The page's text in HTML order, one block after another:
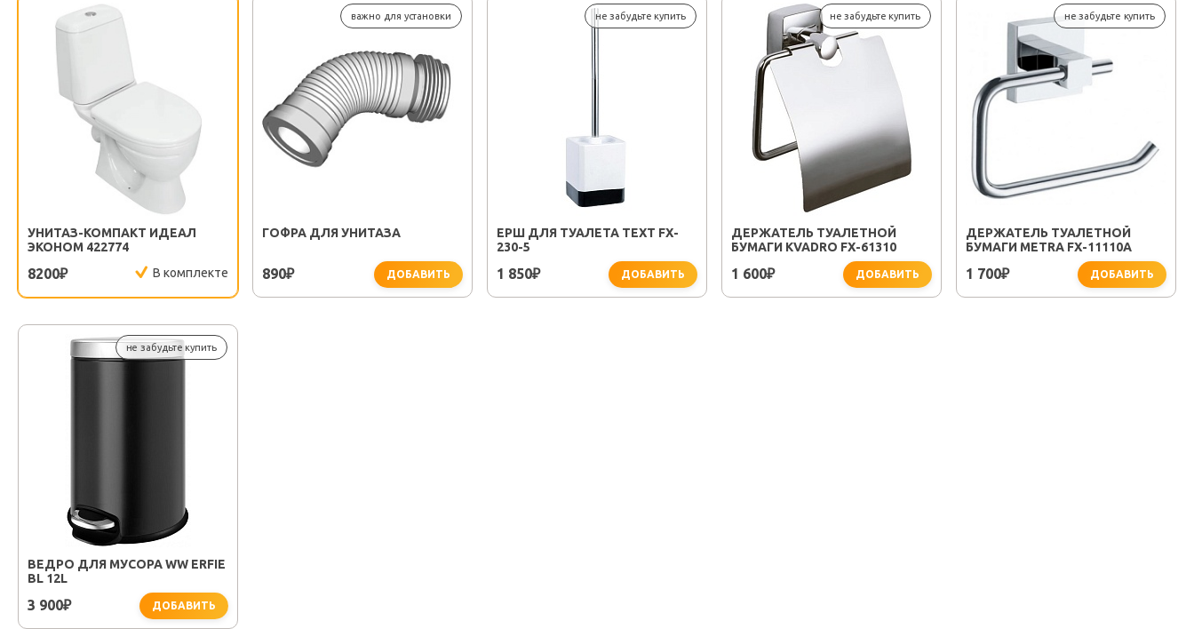
УНИТАЗ-КОМПАКТ ИДЕАЛ
ЭКОНОМ 422774
8200₽ В комплекте
важно для установки
ГОФРА ДЛЯ УНИТАЗА
890₽ ДОБАВИТЬ
не забудьте купить
ЕРШ ДЛЯ ТУАЛЕТА TEXT FX-
230-5
1 850₽ ДОБАВИТЬ
не забудьте купить
ДЕРЖАТЕЛЬ ТУАЛЕТНОЙ
БУМАГИ KVADRO FX-61310
1 600₽ ДОБАВИТЬ
не забудьте купить
ДЕРЖАТЕЛЬ ТУАЛЕТНОЙ
БУМАГИ METRA FX-11110A
1 700₽ ДОБАВИТЬ
не забудьте купить
ВЕДРО ДЛЯ МУСОРА WW ERFIE
BL 12L
3 900₽ ДОБАВИТЬ